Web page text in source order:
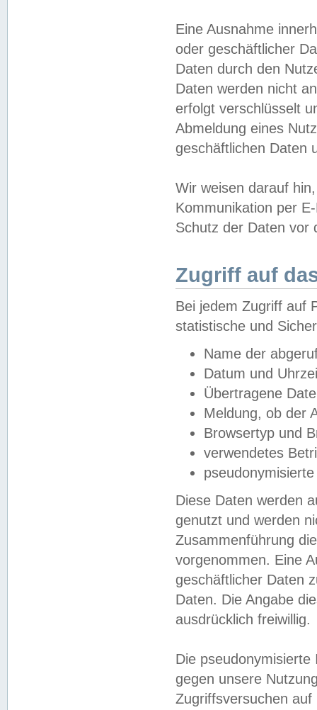
Eine Ausnahme
oder geschäftlicher
Daten durch den
Daten werden nicht
erfolgt verschlüsselt
Abmeldung eines
geschäftlichen Daten
Wir weisen darauf
Kommunikation per
Schutz der Daten vor
Zugriff auf
Bei jedem Zugriff auf
statistische und
Name der
Datum und
Übertragene
Meldung, ob der
Browsertyp und
verwendetes
Diese Daten werden
genutzt und werden
Zusammenführung
vorgenommen. Eine
geschäftlicher Daten
Daten. Die Angabe
ausdrücklich freiwillig.
Die
gegen unsere
Zugriffsversuchen